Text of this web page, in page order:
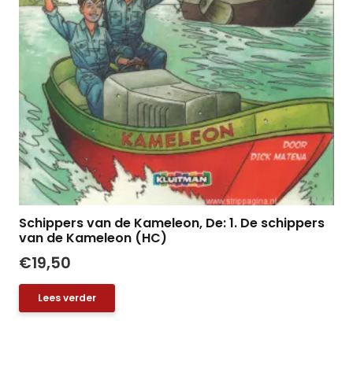
Schippers van de Kameleon, De: 1. De schippers
van de Kameleon (HC)
€19,50
Lees verder